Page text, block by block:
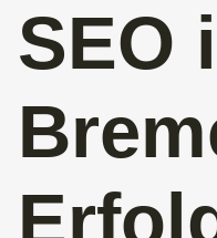
SEO